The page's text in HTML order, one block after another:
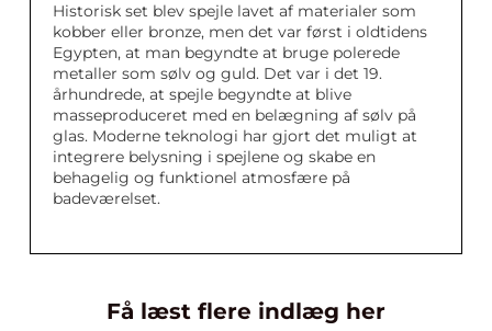
Historisk set blev spejle lavet af materialer som
kobber eller bronze, men det var først i oldtidens
Egypten, at man begyndte at bruge polerede
metaller som sølv og guld. Det var i det 19.
århundrede, at spejle begyndte at blive
masseproduceret med en belægning af sølv på
glas. Moderne teknologi har gjort det muligt at
integrere belysning i spejlene og skabe en
behagelig og funktionel atmosfære på
badeværelset.
Få læst flere indlæg her